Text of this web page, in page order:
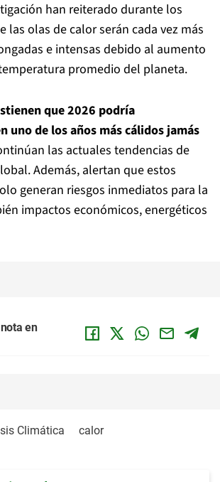
han reiterado durante los
las olas de calor serán cada vez más
e intensas debido al aumento
promedio del planeta.
que 2026 podría
uno de los años más cálidos jamás
las actuales tendencias de
Además, alertan que estos
generan riesgos inmediatos para la
impactos económicos, energéticos
en
Climática calor